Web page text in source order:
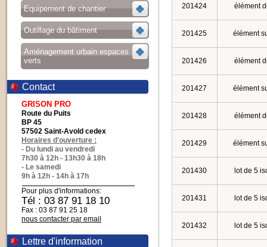
Equipement de chantier
Outillage du bâtiment
Aménagement urbain espaces
verts
Contact
GRISON PRO
Route du Puits
BP 45
57502 Saint-Avold cedex
Horaires d'ouverture :
- Du lundi au vendredi
7h30 à 12h - 13h30 à 18h
- Le samedi
9h à 12h - 14h à 17h
Pour plus d'informations:
Tél : 03 87 91 18 10
Fax : 03 87 91 25 18
nous contacter par email
Lettre d'information
201424 élément
201425 élément
201426 élément
201427 élément
201428 élément
201429 élément
201430 lot de 5
201431 lot de 5
201432 lot de 5